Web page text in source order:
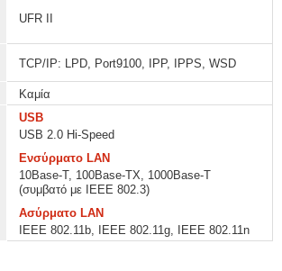
UFR II
TCP/IP: LPD, Port9100, IPP, IPPS, WSD
Καμία
USB
USB 2.0 Hi-Speed
Ενσύρματο LAN
10Base-T, 100Base-TX, 1000Base-T
(συμβατό με IEEE 802.3)
Ασύρματο LAN
IEEE 802.11b, IEEE 802.11g, IEEE 802.11n